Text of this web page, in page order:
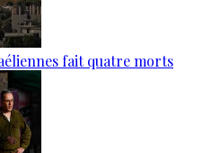
fait quatre morts